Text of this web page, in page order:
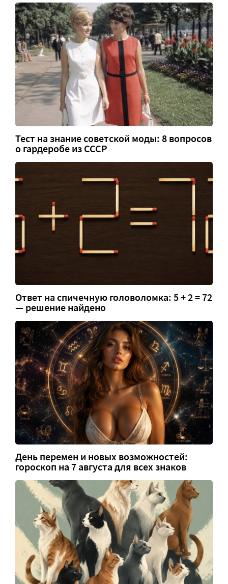
Тест на знание советской моды: 8 вопросов
о гардеробе из СССР
Ответ на спичечную головоломка: 5 + 2 = 72
— решение найдено
День перемен и новых возможностей:
гороскоп на 7 августа для всех знаков